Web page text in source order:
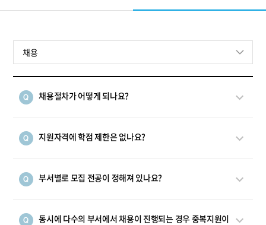
채용절차가 어떻게 되나요?
지원자격에 학점 제한은 없나요?
부서별로 모집 전공이 정해져 있나요?
동시에 다수의 부서에서 채용이 진행되는 경우 중복지원이